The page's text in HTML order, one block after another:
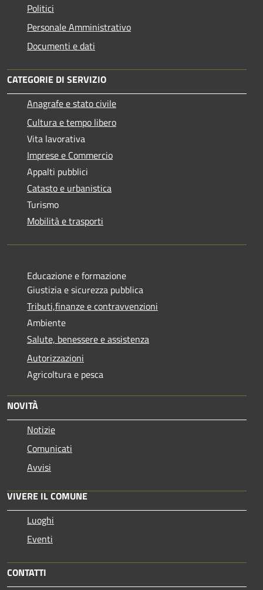
Politici
Personale Amministrativo
Documenti e dati
CATEGORIE DI SERVIZIO
Anagrafe e stato civile
Cultura e tempo libero
Vita lavorativa
Imprese e Commercio
Appalti pubblici
Catasto e urbanistica
Turismo
Mobilità e trasporti
Educazione e formazione
Giustizia e sicurezza pubblica
Tributi,finanze e contravvenzioni
Ambiente
Salute, benessere e assistenza
Autorizzazioni
Agricoltura e pesca
NOVITÀ
Notizie
Comunicati
Avvisi
VIVERE IL COMUNE
Luoghi
Eventi
CONTATTI